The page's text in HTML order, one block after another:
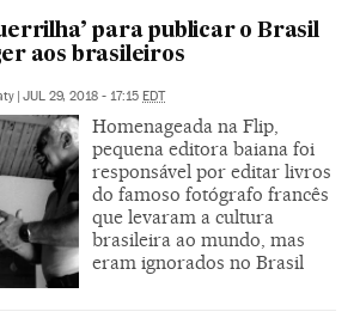
para publicar o Brasil
aos brasileiros
JUL 29, 2018 - 17:15 EDT
Homenageada na Flip,
pequena editora baiana foi
responsável por editar livros
do famoso fotógrafo francês
que levaram a cultura
brasileira ao mundo, mas
eram ignorados no Brasil